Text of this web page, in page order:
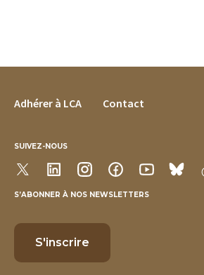
FOOTER MENU
Adhérer à LCA Contact
SUIVEZ-NOUS
S’ABONNER À NOS NEWSLETTERS